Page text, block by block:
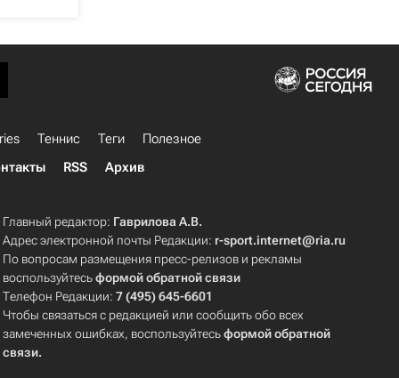
Теннис Теги
Полезное
RSS Архив
Главный редактор: Гаврилова А.В.
Адрес электронной почты Редакции: r-sport.internet@ria.ru
По вопросам размещения пресс-релизов и рекламы
воспользуйтесьформой обратной связи
Телефон Редакции:7 (495) 645-6601
Чтобы связаться с редакцией или сообщить обо всех
замеченных ошибках, воспользуйтесьформой обратной
связи.